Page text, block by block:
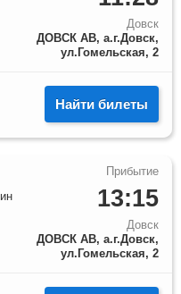
Довск
ДОВСК АВ, а.г.Довск,
ул.Гомельская, 2
Найти билеты
13:15
Довск
ДОВСК АВ, а.г.Довск,
ул.Гомельская, 2